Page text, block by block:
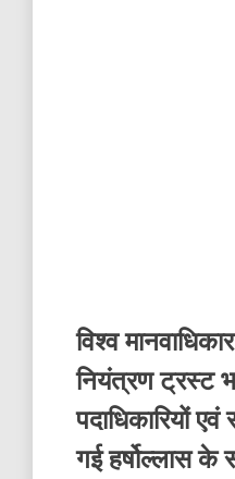
विश्व
नियंत्रण ट्रस्ट
पदाधिकारियों एवं
गई हर्षोल्लास के